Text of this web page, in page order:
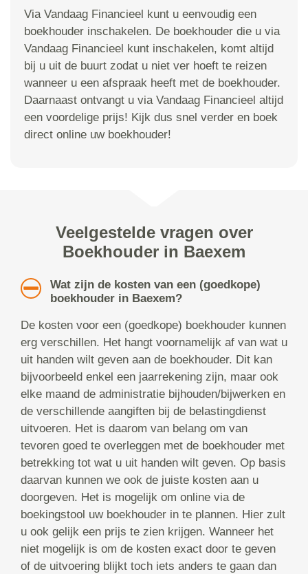
Via Vandaag Financieel kunt u eenvoudig een
boekhouder inschakelen. De boekhouder die u via
Vandaag Financieel kunt inschakelen, komt altijd
bij u uit de buurt zodat u niet ver hoeft te reizen
wanneer u een afspraak heeft met de boekhouder.
Daarnaast ontvangt u via Vandaag Financieel altijd
een voordelige prijs! Kijk dus snel verder en boek
direct online uw boekhouder!
Veelgestelde vragen over
Boekhouder in Baexem
Wat zijn de kosten van een (goedkope)
boekhouder in Baexem?
De kosten voor een (goedkope) boekhouder kunnen
erg verschillen. Het hangt voornamelijk af van wat u
uit handen wilt geven aan de boekhouder. Dit kan
bijvoorbeeld enkel een jaarrekening zijn, maar ook
elke maand de administratie bijhouden/bijwerken en
de verschillende aangiften bij de belastingdienst
uitvoeren. Het is daarom van belang om van
tevoren goed te overleggen met de boekhouder met
betrekking tot wat u uit handen wilt geven. Op basis
daarvan kunnen we ook de juiste kosten aan u
doorgeven. Het is mogelijk om online via de
boekingstool uw boekhouder in te plannen. Hier zult
u ook gelijk een prijs te zien krijgen. Wanneer het
niet mogelijk is om de kosten exact door te geven
of de uitvoering blijkt toch iets anders te gaan dan